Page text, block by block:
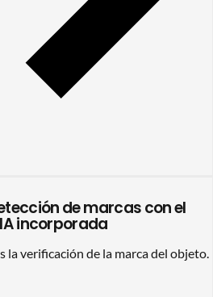
de marcas con el
incorporada
la verificación de la marca del objeto.